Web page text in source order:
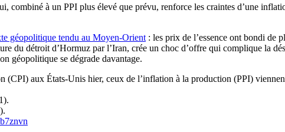
combiné à un PPI plus élevé que prévu, renforce les craintes d’une
géopolitique tendu au Moyen-Orient : les prix de l’essence ont bondi de
du détroit d’Hormuz par l’Iran, crée un choc d’offre qui complique la
géopolitique se dégrade davantage.
(CPI) aux États-Unis hier, ceux de l’inflation à la production (PPI)